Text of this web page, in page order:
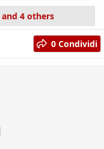
and 4 others
0 Condividi